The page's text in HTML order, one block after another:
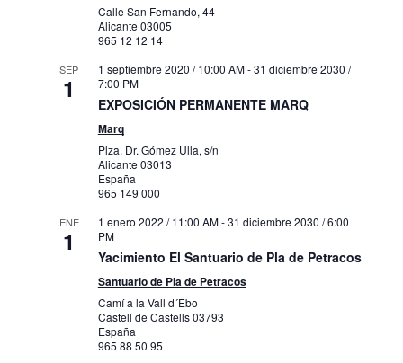
Calle San Fernando, 44
Alicante 03005
965 12 12 14
SEP
1
1 septiembre 2020 / 10:00 AM-31 diciembre 2030 /
7:00 PM
EXPOSICIÓN PERMANENTE MARQ
Marq
Plza. Dr. Gómez Ulla, s/n
Alicante 03013
España
965 149 000
ENE
1
1 enero 2022 / 11:00 AM-31 diciembre 2030 / 6:00
PM
Yacimiento El Santuario de Pla de Petracos
Santuario de Pla de Petracos
Camí a la Vall d´Ebo
Castell de Castells03793
España
965 88 50 95